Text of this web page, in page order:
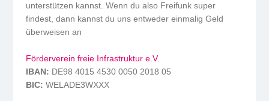
unterstützen kannst. Wenn du also Freifunk super
findest, dann kannst du uns entweder einmalig Geld
überweisen an
Förderverein freie Infrastruktur e.V.
IBAN: DE98 4015 4530 0050 2018 05
BIC: WELADE3WXXX